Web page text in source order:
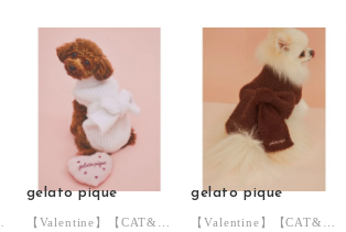
gelato pique gelato pique